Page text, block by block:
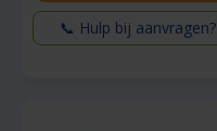
📞 Hulp bij aanvragen?